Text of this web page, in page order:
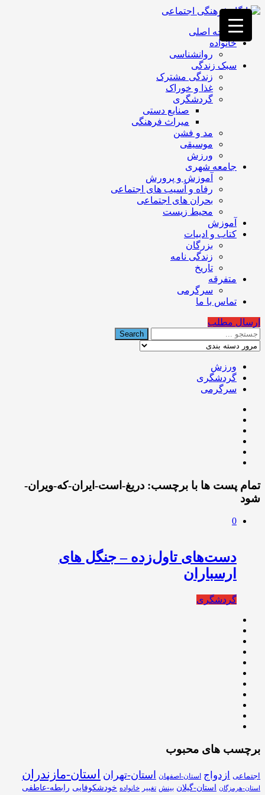
فصد
خون
غرب
تهران
خشکشویی
تصفیه
تهران
صفحه اصلی
خانواده
روانشناسی
سبک زندگی
زندگی مشترک
غذا و خوراک
گردشگری
صنایع دستی
میراث فرهنگی
مد و فشن
موسیقی
ورزش
جامعه شهری
آموزش و پرورش
رفاه و آسیب های اجتماعی
بحران های اجتماعی
محیط زیست
آموزش
کتاب و ادبیات
بزرگان
زندگی نامه
تاریخ
متفرقه
سرگرمی
تماس با ما
ارسال مطلب
ورزش
گردشگری
سرگرمی
تمام پست ها با برچسب: دریغ-است-ایران-که-ویران-
شود
0
دست‌های تاول‌زده – جنگل های
ارسباران
گردشگری
برچسب های محبوب
اجتماعی ازدواج استان-اصفهان استان-تهران استان-مازندران
استان-هرمزگان استان-گیلان بینش تغییر خانواده خودشکوفایی رابطه-عاطفی